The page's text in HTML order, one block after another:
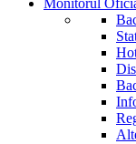
Monitorul